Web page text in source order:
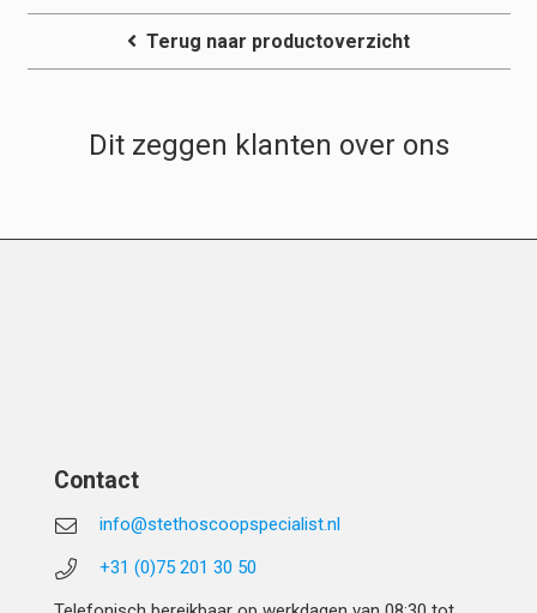
Terug naar productoverzicht
Dit zeggen klanten over ons
Contact
info@stethoscoopspecialist.nl
+31 (0)75 201 30 50